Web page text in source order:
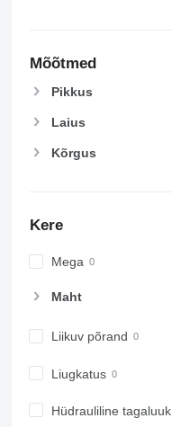
Mõõtmed
Pikkus
Laius
Kõrgus
Kere
Mega
Maht
Liikuv põrand
Liugkatus
Hüdrauliline tagaluuk